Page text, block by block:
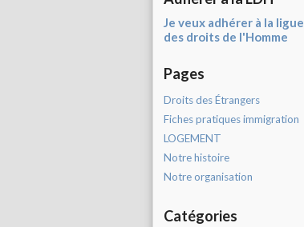
Je veux adhérer à la ligue
des droits de l'Homme
Pages
Droits des Étrangers
Fiches pratiques immigration
LOGEMENT
Notre histoire
Notre organisation
Catégories